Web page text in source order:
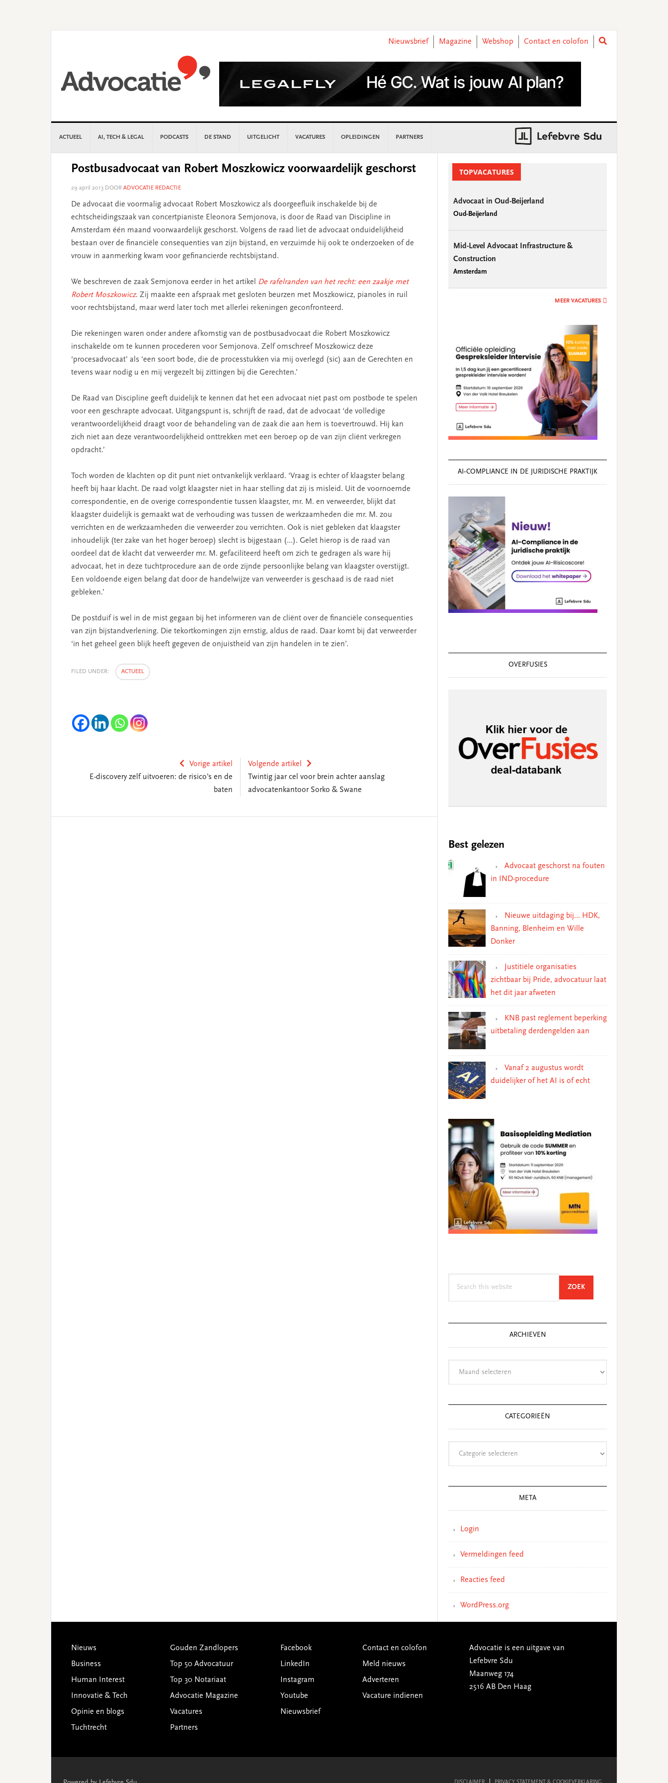
Nieuwsbrief
Magazine Webshop Contact en colofon
ACTUEEL AI, TECH & LEGAL PODCASTS DE STAND UITGELICHT VACATURES OPLEIDINGEN PARTNERS
Postbusadvocaat van Robert Moszkowicz voorwaardelijk geschorst
29 april 2013 DOOR ADVOCATIE REDACTIE
De advocaat die voormalig advocaat Robert Moszkowicz als doorgeefluik inschakelde bij de
echtscheidingszaak van concertpianiste Eleonora Semjonova, is door de Raad van Discipline in
Amsterdam één maand voorwaardelijk geschorst. Volgens de raad liet de advocaat onduidelijkheid
bestaan over de financiële consequenties van zijn bijstand, en verzuimde hij ook te onderzoeken of de
vrouw in aanmerking kwam voor gefinancierde rechtsbijstand.
We beschreven de zaak Semjonova eerder in het artikel De rafelranden van het recht: een zaakje met
Robert Moszkowicz. Zij maakte een afspraak met gesloten beurzen met Moszkowicz, pianoles in ruil
voor rechtsbijstand, maar werd later toch met allerlei rekeningen geconfronteerd.
Die rekeningen waren onder andere afkomstig van de postbusadvocaat die Robert Moszkowicz
inschakelde om te kunnen procederen voor Semjonova. Zelf omschreef Moszkowicz deze
‘procesadvocaat’ als ‘een soort bode, die de processtukken via mij overlegd (sic) aan de Gerechten en
tevens waar nodig u en mij vergezelt bij zittingen bij die Gerechten.’
De Raad van Discipline geeft duidelijk te kennen dat het een advocaat niet past om postbode te spelen
voor een geschrapte advocaat. Uitgangspunt is, schrijft de raad, dat de advocaat ‘de volledige
verantwoordelijkheid draagt voor de behandeling van de zaak die aan hem is toevertrouwd. Hij kan
zich niet aan deze verantwoordelijkheid onttrekken met een beroep op de van zijn cliënt verkregen
opdracht.’
Toch worden de klachten op dit punt niet ontvankelijk verklaard. ‘Vraag is echter of klaagster belang
heeft bij haar klacht. De raad volgt klaagster niet in haar stelling dat zij is misleid. Uit de voornoemde
correspondentie, en de overige correspondentie tussen klaagster, mr. M. en verweerder, blijkt dat
klaagster duidelijk is gemaakt wat de verhouding was tussen de werkzaamheden die mr. M. zou
verrichten en de werkzaamheden die verweerder zou verrichten. Ook is niet gebleken dat klaagster
inhoudelijk (ter zake van het hoger beroep) slecht is bijgestaan (…). Gelet hierop is de raad van
oordeel dat de klacht dat verweerder mr. M. gefaciliteerd heeft om zich te gedragen als ware hij
advocaat, het in deze tuchtprocedure aan de orde zijnde persoonlijke belang van klaagster overstijgt.
Een voldoende eigen belang dat door de handelwijze van verweerder is geschaad is de raad niet
gebleken.’
De postduif is wel in de mist gegaan bij het informeren van de cliënt over de financiële consequenties
van zijn bijstandverlening. Die tekortkomingen zijn ernstig, aldus de raad. Daar komt bij dat verweerder
‘in het geheel geen blijk heeft gegeven de onjuistheid van zijn handelen in te zien’.
FILED UNDER: ACTUEEL
Vorige artikel
E-discovery zelf uitvoeren: de risico’s en de
baten
Volgende artikel
Twintig jaar cel voor brein achter aanslag
advocatenkantoor Sorko & Swane
SidebarTOPVACATURES
Advocaat in Oud-Beijerland
Oud-Beijerland
Mid-Level Advocaat Infrastructure &
Construction
Amsterdam
MEER VACATURES
AI‑COMPLIANCE IN DE JURIDISCHE PRAKTIJK
OVERFUSIES
Best gelezen
Advocaat geschorst na fouten
in IND-procedure
Nieuwe uitdaging bij… HDK,
Banning, Blenheim en Wille
Donker
Justitiële organisaties
zichtbaar bij Pride, advocatuur laat
het dit jaar afweten
KNB past reglement beperking
uitbetaling derdengelden aan
Vanaf 2 augustus wordt
duidelijker of het AI is of echt
ZOEKSEARCH
ARCHIEVEN
CATEGORIEËN
META
Login
Vermeldingen feed
Reacties feed
WordPress.org
Footer
Nieuws
Business
Human Interest
Innovatie & Tech
Opinie en blogs
Tuchtrecht
Gouden Zandlopers
Top 50 Advocatuur
Top 30 Notariaat
Advocatie Magazine
Vacatures
Partners
Facebook
LinkedIn
Instagram
Youtube
Nieuwsbrief
Contact en colofon
Meld nieuws
Adverteren
Vacature indienen
Advocatie is een uitgave van
Lefebvre Sdu
Maanweg 174
2516 AB Den Haag